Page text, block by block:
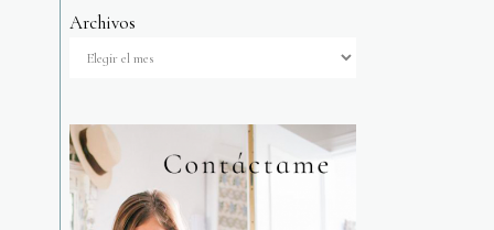
Archivos